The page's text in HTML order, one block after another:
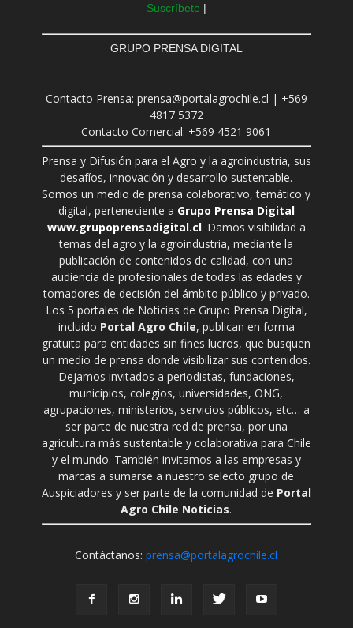
Suscríbete |
GRUPO PRENSA DIGITAL
Contacto Prensa: prensa@portalagrochile.cl | +569
4817 5372
Contacto Comercial: +569 4521 9061
Prensa y Difusión para el Agro y la agroindustria, sus
desafíos, innovación y desarrollo sustentable.
Somos un medio de prensa colaborativo, temático y
digital, perteneciente a Grupo Prensa Digital
www.grupoprensadigital.cl. Damos visibilidad a
temas del agro y la agroindustria, mediante la
publicación de contenidos de calidad, con una
audiencia de profesionales de todas las edades y
tomadores de decisión del ámbito público y privado.
Los 5 portales de Noticias de Grupo Prensa Digital,
incluido Portal Agro Chile, publican en forma
gratuita para entidades sin fines lucros, que busquen
un medio de prensa donde visibilizar sus contenidos.
Dejamos invitados a periodistas, fundaciones,
municipios, colegios, universidades, ONG,
agrupaciones, ministerios, servicios públicos, etc… a
ser parte de nuestra red de prensa, por una
agricultura más sustentable y colaborativa para Chile
y el mundo. También invitamos a las empresas y
marcas a sumarse a nuestro selecto grupo de
Auspiciadores y ser parte de la comunidad de Portal
Agro Chile Noticias.
Contáctanos:prensa@portalagrochile.cl